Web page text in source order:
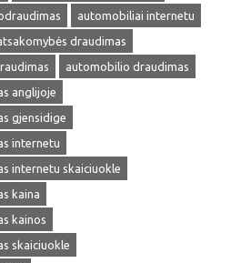
automobiliai internetu
draudimas
automobilio draudimas
anglijoje
gjensidige
internetu
internetu skaiciuokle
kaina
kainos
skaiciuokle